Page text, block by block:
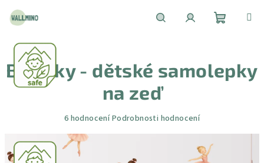
obsah
košík
Baletky - dětské samolepky
na zeď
Průměrné
produktu
je
6 hodnoceníPodrobnosti hodnocení